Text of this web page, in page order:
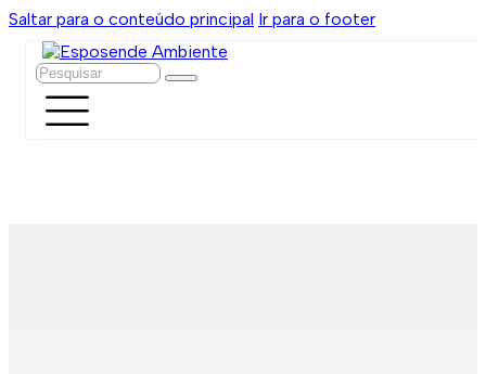
Saltar para o conteúdo principal Ir para o footer
Pesquisar